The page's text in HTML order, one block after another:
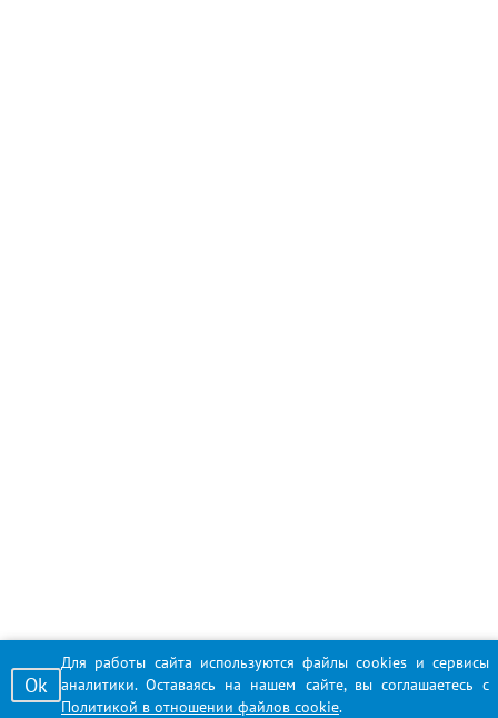
Для работы сайта используются файлы cookies и сервисы
аналитики. Оставаясь на нашем сайте, вы соглашаетесь с
Политикой в отношении файлов cookie.
Ok